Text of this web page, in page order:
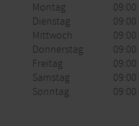
Tageskarte: 15,00 Euro für
Jahreskarte: 180,00 Euro
Montag
Dienstag
Mittwoch
Donnerstag
Freitag
Samstag
Sonntag